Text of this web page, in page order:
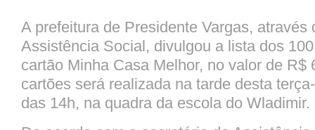
A prefeitura de Presidente Vargas, através
Assistência Social, divulgou a lista dos
cartão Minha Casa Melhor, no valor de R$
cartões será realizada na tarde desta
das 14h, na quadra da escola do Wladimir.